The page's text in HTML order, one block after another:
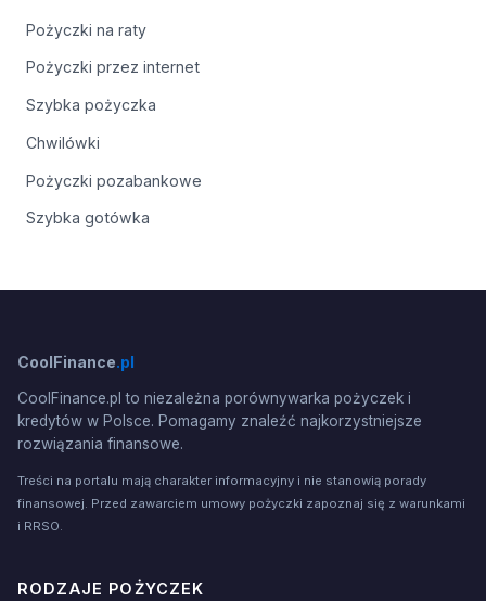
Pożyczki na raty
Pożyczki przez internet
Szybka pożyczka
Chwilówki
Pożyczki pozabankowe
Szybka gotówka
CoolFinance.pl
CoolFinance.pl to niezależna porównywarka pożyczek i
kredytów w Polsce. Pomagamy znaleźć najkorzystniejsze
rozwiązania finansowe.
Treści na portalu mają charakter informacyjny i nie stanowią porady
finansowej. Przed zawarciem umowy pożyczki zapoznaj się z warunkami
i RRSO.
RODZAJE POŻYCZEK